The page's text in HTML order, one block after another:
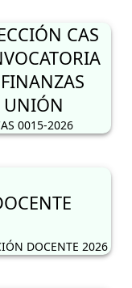
CAS
UNIÓN
0015-2026
DOCENTE 2026